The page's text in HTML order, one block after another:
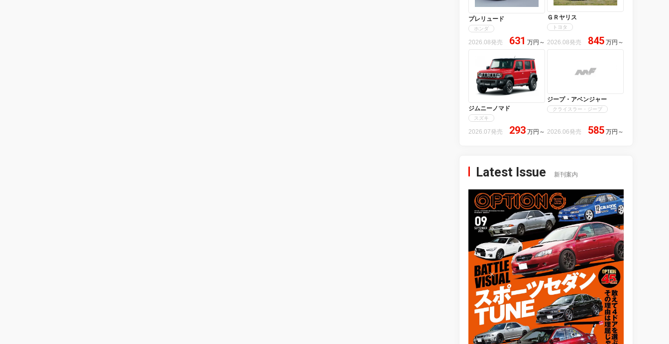
プレリュード
ホンダ
2026.08発売 631 万円 ～
ＧＲヤリス
トヨタ
2026.08発売 845 万円 ～
ジムニーノマド
スズキ
2026.07発売 293 万円 ～
ジープ・アベンジャー
クライスラー・ジープ
2026.06発売 585 万円 ～
Latest Issue 新刊案内